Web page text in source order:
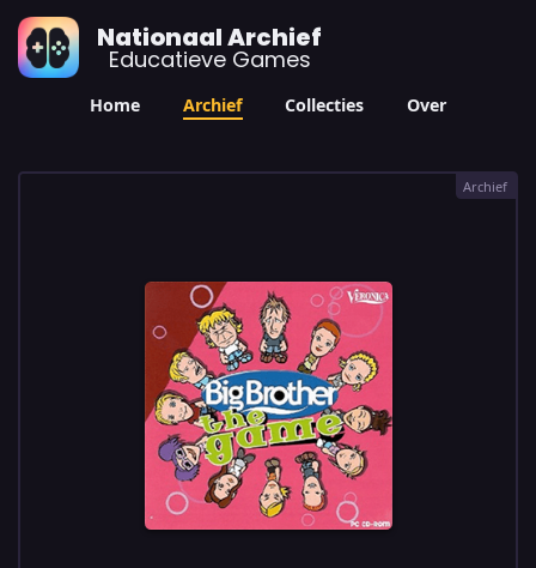
Nationaal Archief
Educatieve Games
Home Archief Collecties Over
Archief